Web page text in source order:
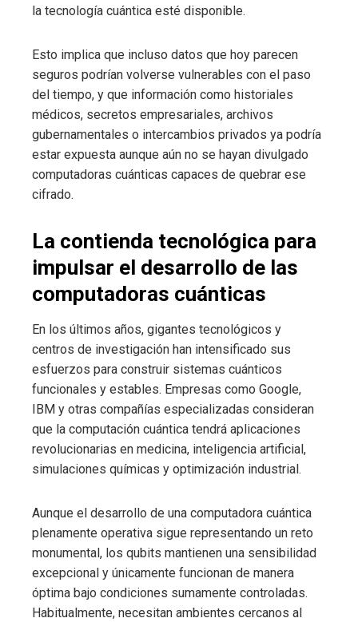
la tecnología cuántica esté disponible.
Esto implica que incluso datos que hoy parecen
seguros podrían volverse vulnerables con el paso
del tiempo, y que información como historiales
médicos, secretos empresariales, archivos
gubernamentales o intercambios privados ya podría
estar expuesta aunque aún no se hayan divulgado
computadoras cuánticas capaces de quebrar ese
cifrado.
La contienda tecnológica para
impulsar el desarrollo de las
computadoras cuánticas
En los últimos años, gigantes tecnológicos y
centros de investigación han intensificado sus
esfuerzos para construir sistemas cuánticos
funcionales y estables. Empresas como Google,
IBM y otras compañías especializadas consideran
que la computación cuántica tendrá aplicaciones
revolucionarias en medicina, inteligencia artificial,
simulaciones químicas y optimización industrial.
Aunque el desarrollo de una computadora cuántica
plenamente operativa sigue representando un reto
monumental, los qubits mantienen una sensibilidad
excepcional y únicamente funcionan de manera
óptima bajo condiciones sumamente controladas.
Habitualmente, necesitan ambientes cercanos al